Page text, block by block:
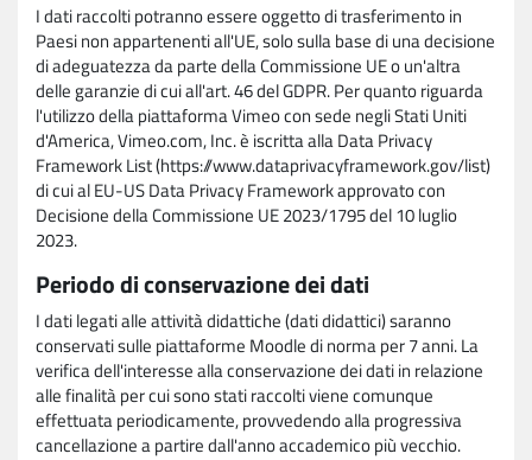
I dati raccolti potranno essere oggetto di trasferimento in
Paesi non appartenenti all'UE, solo sulla base di una decisione
di adeguatezza da parte della Commissione UE o un'altra
delle garanzie di cui all'art. 46 del GDPR. Per quanto riguarda
l'utilizzo della piattaforma Vimeo con sede negli Stati Uniti
d'America, Vimeo.com, Inc. è iscritta alla Data Privacy
Framework List (https://www.dataprivacyframework.gov/list)
di cui al EU-US Data Privacy Framework approvato con
Decisione della Commissione UE 2023/1795 del 10 luglio
2023.
Periodo di conservazione dei dati
I dati legati alle attività didattiche (dati didattici) saranno
conservati sulle piattaforme Moodle di norma per 7 anni. La
verifica dell'interesse alla conservazione dei dati in relazione
alle finalità per cui sono stati raccolti viene comunque
effettuata periodicamente, provvedendo alla progressiva
cancellazione a partire dall'anno accademico più vecchio.